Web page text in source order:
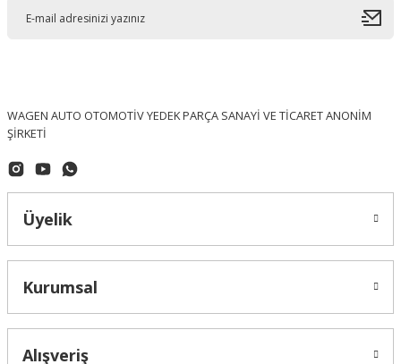
Polo 10/17 Motor Kaput İzolasyonu / Keçesi 6R0863831B - İTHAL
WAGEN AUTO OTOMOTİV YEDEK PARÇA SANAYİ VE TİCARET ANONİM
ŞİRKETİ
Üyelik
Kurumsal
Alışveriş